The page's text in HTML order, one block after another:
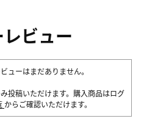
ビュー
ューはまだありません。
投稿いただけます。購入商品はログ
からご確認いただけます。